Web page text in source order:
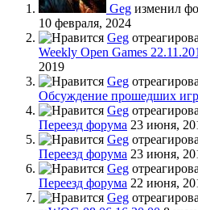
Geg изменил
10 февраля, 2024
Geg
Weekly Open Games
2019
Geg
Обсуждение прошедших игр
Geg
Переезд форума 23 июня,
Geg
Переезд форума 23 июня,
Geg
Переезд форума 22 июня,
Geg